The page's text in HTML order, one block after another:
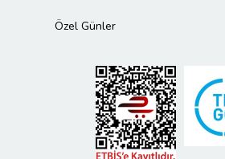
oluşturulmaktadır.
tarafından özenli ve
kontrolleri yapılarak
hazırlanmaktadır.
özenli ve kargoda
Özel Günler